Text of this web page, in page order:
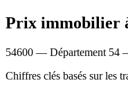
Prix immobilier
54600 — Département 54
Chiffres clés basés sur les